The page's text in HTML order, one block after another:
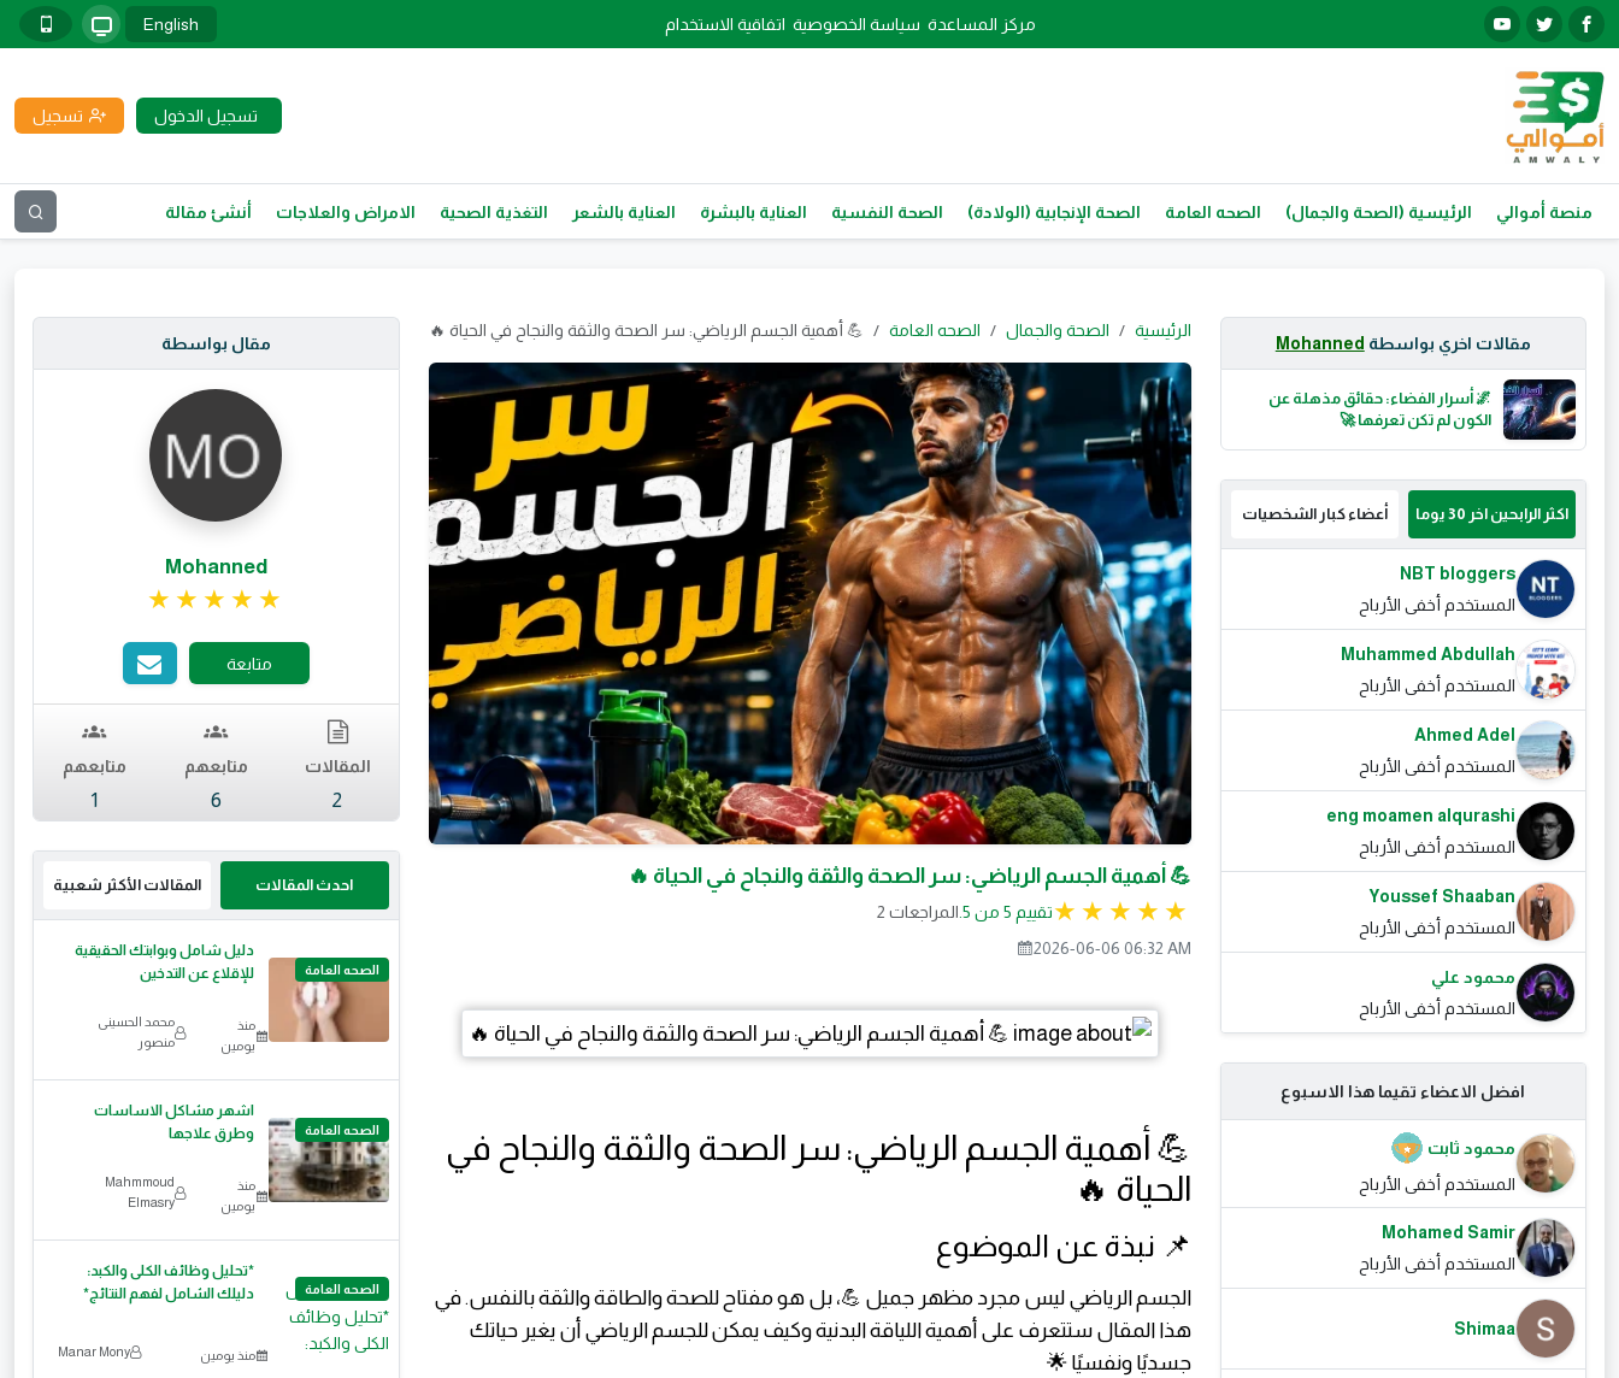
مركز المساعدة سياسة الخصوصية اتفاقية الاستخدام English
تسجيل الدخول تسجيل
منصة أموالي الرئيسية (الصحة والجمال) الصحه العامة الصحة الإنجابية (الولادة) الصحة النفسية العناية بالبشرة العناية بالشعر التغذية الصحية الامراض والعلاجات أنشئ مقالة
مقالات اخري بواسطة Mohanned
🌌 أسرار الفضاء: حقائق مذهلة عن
الكون لم تكن تعرفها 🚀
اكثر الرابحين اخر 30 يوما أعضاء كبار الشخصيات
NBT bloggers
المستخدم أخفى الأرباح
Muhammed Abdullah
المستخدم أخفى الأرباح
Ahmed Adel
المستخدم أخفى الأرباح
eng moamen alqurashi
المستخدم أخفى الأرباح
Youssef Shaaban
المستخدم أخفى الأرباح
محمود علي
المستخدم أخفى الأرباح
افضل الاعضاء تقيما هذا الاسبوع
محمود ثابت
المستخدم أخفى الأرباح
Mohamed Samir
المستخدم أخفى الأرباح
Shimaa
الرئيسية الصحة والجمال الصحه العامة 💪 أهمية الجسم الرياضي: سر الصحة والثقة والنجاح في الحياة 🔥
💪 أهمية الجسم الرياضي: سر الصحة والثقة والنجاح في الحياة 🔥
تقييم 5 من 5.
2 المراجعات
2026-06-06 06:32 AM
💪 أهمية الجسم الرياضي: سر الصحة والثقة والنجاح في
الحياة 🔥
📌 نبذة عن الموضوع
الجسم الرياضي ليس مجرد مظهر جميل 💪، بل هو مفتاح للصحة والطاقة والثقة بالنفس. في
هذا المقال ستتعرف على أهمية اللياقة البدنية وكيف يمكن للجسم الرياضي أن يغير حياتك
جسديًا ونفسيًا 🌟
مقال بواسطة
Mohanned
تقييم 5 من 5.
متابعة
المقالات
2
متابعهم
6
متابعهم
1
احدث المقالات المقالات الأكثر شعبية
الصحه العامة
دليل شامل وبوابتك الحقيقية
للإقلاع عن التدخين
منذ
يومين
محمد الحسينى
منصور
الصحه العامة
اشهر مشاكل الاساسات
وطرق علاجها
منذ
يومين
Mahmmoud
Elmasry
الصحه العامة
*تحليل وظائف الكلى والكبد:
دليلك الشامل لفهم النتائج*
منذ يومين Manar Mony